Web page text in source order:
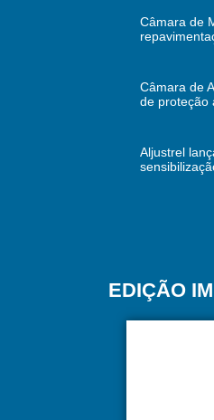
Câmara de
Câmara de
de proteção
Aljustrel
EDIÇÃO